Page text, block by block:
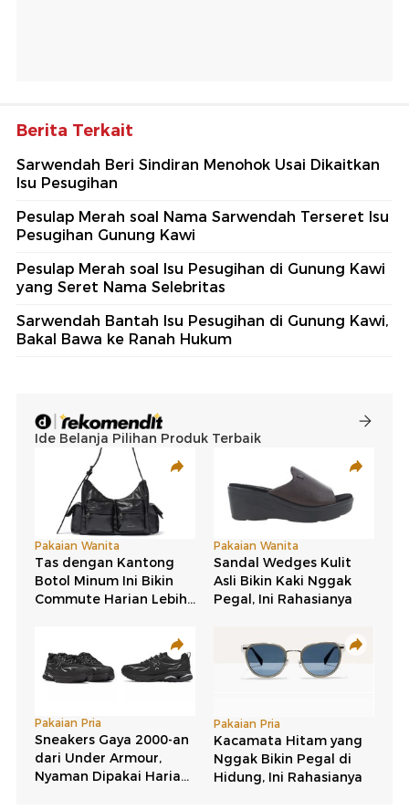
Berita Terkait
Sarwendah Beri Sindiran Menohok Usai Dikaitkan
Isu Pesugihan
Pesulap Merah soal Nama Sarwendah Terseret Isu
Pesugihan Gunung Kawi
Pesulap Merah soal Isu Pesugihan di Gunung Kawi
yang Seret Nama Selebritas
Sarwendah Bantah Isu Pesugihan di Gunung Kawi,
Bakal Bawa ke Ranah Hukum